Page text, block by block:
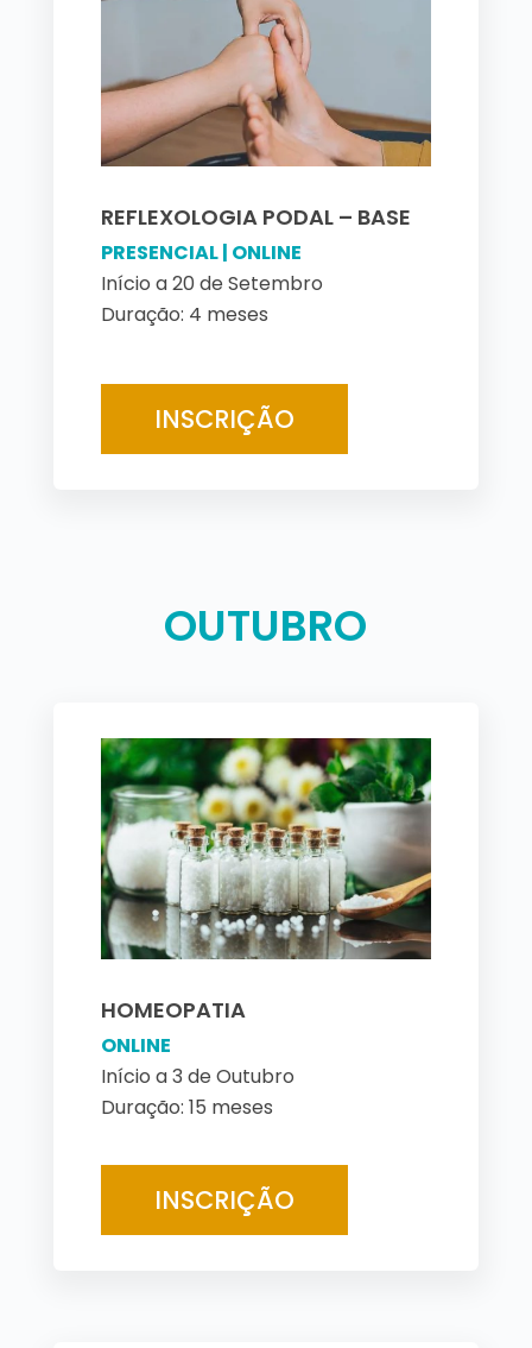
REFLEXOLOGIA PODAL – BASE
PRESENCIAL | ONLINE
Início a 20 de Setembro
Duração: 4 meses
INSCRIÇÃO
OUTUBRO
HOMEOPATIA
ONLINE
Início a 3 de Outubro
Duração: 15 meses
INSCRIÇÃO